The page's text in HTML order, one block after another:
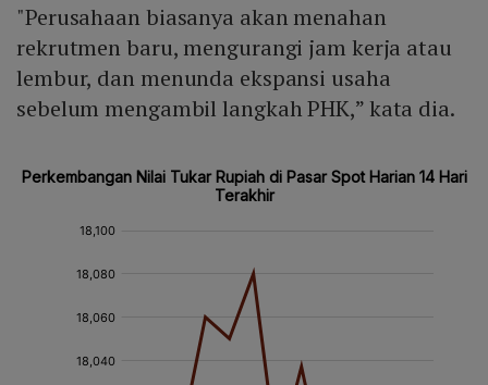
"Perusahaan biasanya akan menahan
rekrutmen baru, mengurangi jam kerja atau
lembur, dan menunda ekspansi usaha
sebelum mengambil langkah PHK,” kata dia.